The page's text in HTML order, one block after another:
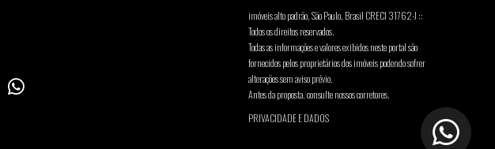
imóveis alto padrão, São Paulo, Brasil CRECI 31762-J ::
Todos os direitos reservados.
Todas as informações e valores exibidos neste portal são
fornecidos pelos proprietários dos imóveis podendo sofrer
alterações sem aviso prévio.
Antes da proposta, consulte nossos corretores.
PRIVACIDADE E DADOS